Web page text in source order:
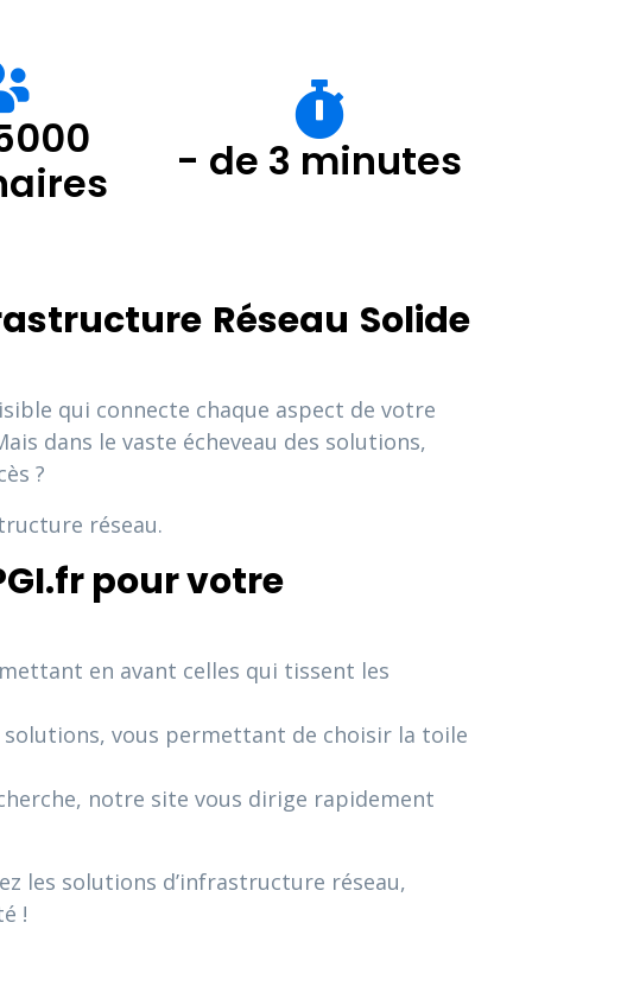
- de 3 minutes
Réseau Solide
qui connecte chaque aspect de votre
dans le vaste écheveau des solutions,
?
réseau.
pour votre
en avant celles qui tissent les
vous permettant de choisir la toile
notre site vous dirige rapidement
les solutions d’infrastructure réseau,
!